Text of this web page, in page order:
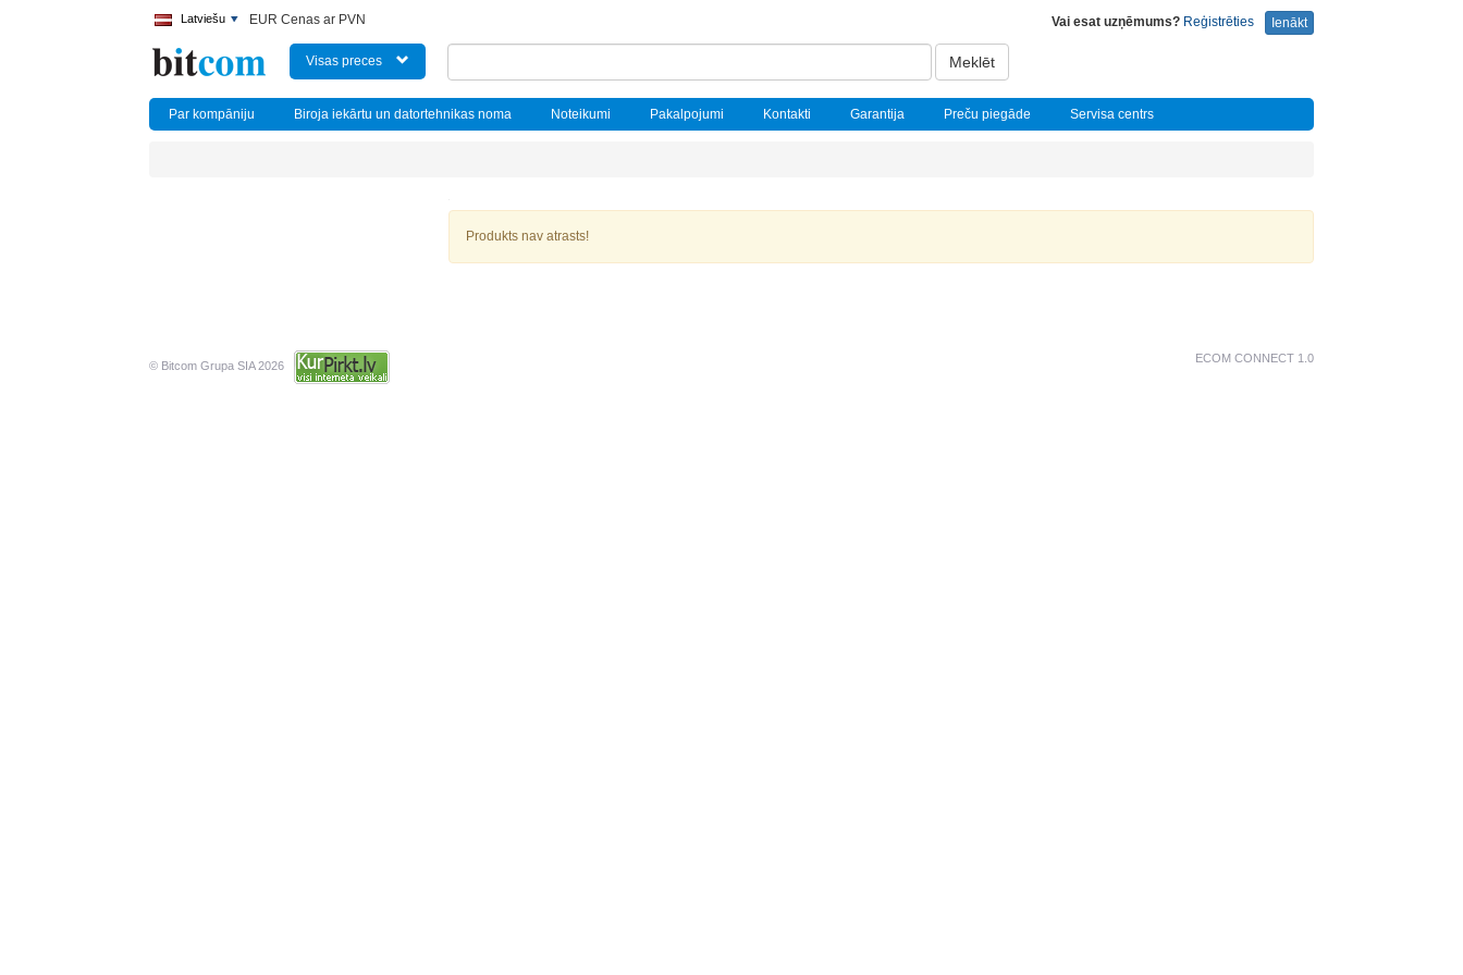
Latviešu EUR Cenas ar PVN Ienākt
Vai esat uzņēmums? Reģistrēties
Visas preces Meklēt
Par kompāniju Biroja iekārtu un datortehnikas noma Noteikumi Pakalpojumi Kontakti Garantija Preču piegāde Servisa centrs
Produkts nav atrasts!
ECOM CONNECT 1.0
© Bitcom Grupa SIA 2026